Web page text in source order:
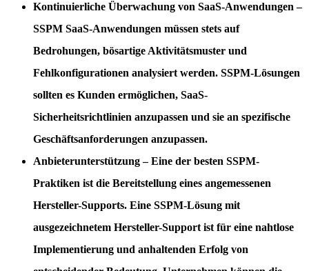
Kontinuierliche Überwachung von SaaS-Anwendungen –
SSPM SaaS-Anwendungen müssen stets auf
Bedrohungen, bösartige Aktivitätsmuster und
Fehlkonfigurationen analysiert werden. SSPM-Lösungen
sollten es Kunden ermöglichen, SaaS-
Sicherheitsrichtlinien anzupassen und sie an spezifische
Geschäftsanforderungen anzupassen.
Anbieterunterstützung– Eine der besten SSPM-
Praktiken ist die Bereitstellung eines angemessenen
Hersteller-Supports. Eine SSPM-Lösung mit
ausgezeichnetem Hersteller-Support ist für eine nahtlose
Implementierung und anhaltenden Erfolg von